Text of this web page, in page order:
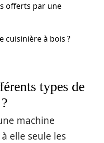
offerts par une
cuisinière à bois ?
types de
machine
elle seule les